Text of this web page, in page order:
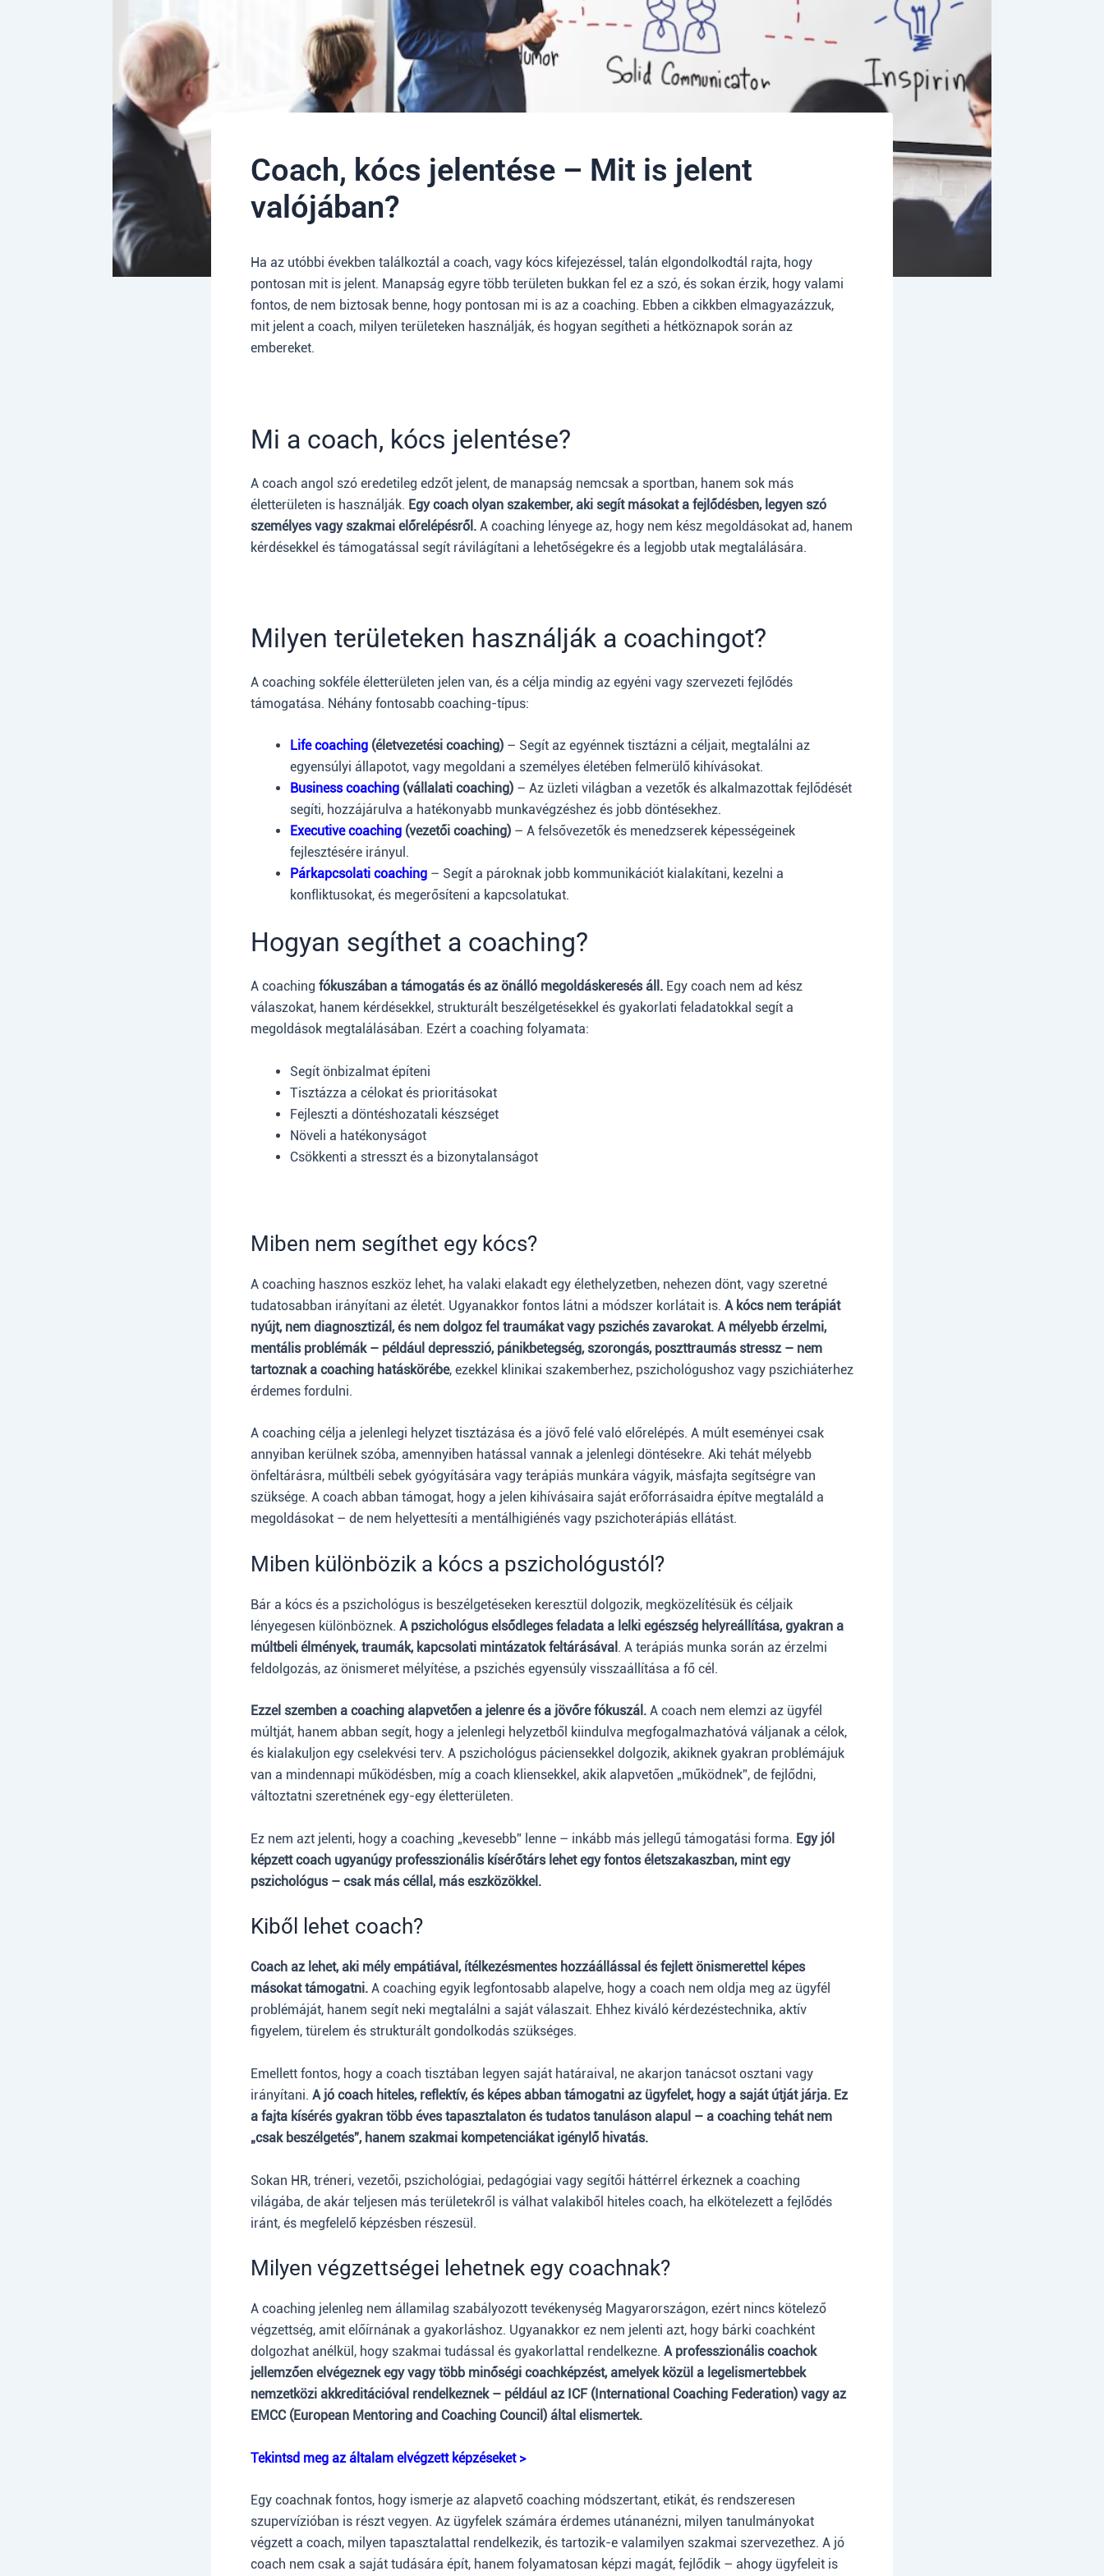
Coach, kócs jelentése – Mit is jelent
valójában?
Ha az utóbbi években találkoztál a coach, vagy kócs kifejezéssel, talán elgondolkodtál rajta, hogy
pontosan mit is jelent. Manapság egyre több területen bukkan fel ez a szó, és sokan érzik, hogy valami
fontos, de nem biztosak benne, hogy pontosan mi is az a coaching. Ebben a cikkben elmagyazázzuk,
mit jelent a coach, milyen területeken használják, és hogyan segítheti a hétköznapok során az
embereket.
Mi a coach, kócs jelentése?
A coach angol szó eredetileg edzőt jelent, de manapság nemcsak a sportban, hanem sok más
életterületen is használják. Egy coach olyan szakember, aki segít másokat a fejlődésben, legyen szó
személyes vagy szakmai előrelépésről. A coaching lényege az, hogy nem kész megoldásokat ad, hanem
kérdésekkel és támogatással segít rávilágítani a lehetőségekre és a legjobb utak megtalálására.
Milyen területeken használják a coachingot?
A coaching sokféle életterületen jelen van, és a célja mindig az egyéni vagy szervezeti fejlődés
támogatása. Néhány fontosabb coaching-típus:
Life coaching (életvezetési coaching) – Segít az egyénnek tisztázni a céljait, megtalálni az
egyensúlyi állapotot, vagy megoldani a személyes életében felmerülő kihívásokat.
Business coaching (vállalati coaching) – Az üzleti világban a vezetők és alkalmazottak fejlődését
segíti, hozzájárulva a hatékonyabb munkavégzéshez és jobb döntésekhez.
Executive coaching (vezetői coaching) – A felsővezetők és menedzserek képességeinek
fejlesztésére irányul.
Párkapcsolati coaching – Segít a pároknak jobb kommunikációt kialakítani, kezelni a
konfliktusokat, és megerősíteni a kapcsolatukat.
Hogyan segíthet a coaching?
A coaching fókuszában a támogatás és az önálló megoldáskeresés áll. Egy coach nem ad kész
válaszokat, hanem kérdésekkel, strukturált beszélgetésekkel és gyakorlati feladatokkal segít a
megoldások megtalálásában. Ezért a coaching folyamata:
Segít önbizalmat építeni
Tisztázza a célokat és prioritásokat
Fejleszti a döntéshozatali készséget
Növeli a hatékonyságot
Csökkenti a stresszt és a bizonytalanságot
Miben nem segíthet egy kócs?
A coaching hasznos eszköz lehet, ha valaki elakadt egy élethelyzetben, nehezen dönt, vagy szeretné
tudatosabban irányítani az életét. Ugyanakkor fontos látni a módszer korlátait is. A kócs nem terápiát
nyújt, nem diagnosztizál, és nem dolgoz fel traumákat vagy pszichés zavarokat. A mélyebb érzelmi,
mentális problémák – például depresszió, pánikbetegség, szorongás, poszttraumás stressz – nem
tartoznak a coaching hatáskörébe, ezekkel klinikai szakemberhez, pszichológushoz vagy pszichiáterhez
érdemes fordulni.
A coaching célja a jelenlegi helyzet tisztázása és a jövő felé való előrelépés. A múlt eseményei csak
annyiban kerülnek szóba, amennyiben hatással vannak a jelenlegi döntésekre. Aki tehát mélyebb
önfeltárásra, múltbéli sebek gyógyítására vagy terápiás munkára vágyik, másfajta segítségre van
szüksége. A coach abban támogat, hogy a jelen kihívásaira saját erőforrásaidra építve megtaláld a
megoldásokat – de nem helyettesíti a mentálhigiénés vagy pszichoterápiás ellátást.
Miben különbözik a kócs a pszichológustól?
Bár a kócs és a pszichológus is beszélgetéseken keresztül dolgozik, megközelítésük és céljaik
lényegesen különböznek. A pszichológus elsődleges feladata a lelki egészség helyreállítása, gyakran a
múltbeli élmények, traumák, kapcsolati mintázatok feltárásával . A terápiás munka során az érzelmi
feldolgozás, az önismeret mélyítése, a pszichés egyensúly visszaállítása a fő cél.
Ezzel szemben a coaching alapvetően a jelenre és a jövőre fókuszál. A coach nem elemzi az ügyfél
múltját, hanem abban segít, hogy a jelenlegi helyzetből kiindulva megfogalmazhatóvá váljanak a célok,
és kialakuljon egy cselekvési terv. A pszichológus páciensekkel dolgozik, akiknek gyakran problémájuk
van a mindennapi működésben, míg a coach kliensekkel, akik alapvetően „működnek”, de fejlődni,
változtatni szeretnének egy-egy életterületen.
Ez nem azt jelenti, hogy a coaching „kevesebb” lenne – inkább más jellegű támogatási forma. Egy jól
képzett coach ugyanúgy professzionális kísérőtárs lehet egy fontos életszakaszban, mint egy
pszichológus – csak más céllal, más eszközökkel.
Kiből lehet coach?
Coach az lehet, aki mély empátiával, ítélkezésmentes hozzáállással és fejlett önismerettel képes
másokat támogatni. A coaching egyik legfontosabb alapelve, hogy a coach nem oldja meg az ügyfél
problémáját, hanem segít neki megtalálni a saját válaszait. Ehhez kiváló kérdezéstechnika, aktív
figyelem, türelem és strukturált gondolkodás szükséges.
Emellett fontos, hogy a coach tisztában legyen saját határaival, ne akarjon tanácsot osztani vagy
irányítani. A jó coach hiteles, reflektív, és képes abban támogatni az ügyfelet, hogy a saját útját járja. Ez
a fajta kísérés gyakran több éves tapasztalaton és tudatos tanuláson alapul – a coaching tehát nem
„csak beszélgetés”, hanem szakmai kompetenciákat igénylő hivatás.
Sokan HR, tréneri, vezetői, pszichológiai, pedagógiai vagy segítői háttérrel érkeznek a coaching
világába, de akár teljesen más területekről is válhat valakiből hiteles coach, ha elkötelezett a fejlődés
iránt, és megfelelő képzésben részesül.
Milyen végzettségei lehetnek egy coachnak?
A coaching jelenleg nem államilag szabályozott tevékenység Magyarországon, ezért nincs kötelező
végzettség, amit előírnának a gyakorláshoz. Ugyanakkor ez nem jelenti azt, hogy bárki coachként
dolgozhat anélkül, hogy szakmai tudással és gyakorlattal rendelkezne. A professzionális coachok
jellemzően elvégeznek egy vagy több minőségi coachképzést, amelyek közül a legelismertebbek
nemzetközi akkreditációval rendelkeznek – például az ICF (International Coaching Federation) vagy az
EMCC (European Mentoring and Coaching Council) által elismertek.
Tekintsd meg az általam elvégzett képzéseket >
Egy coachnak fontos, hogy ismerje az alapvető coaching módszertant, etikát, és rendszeresen
szupervízióban is részt vegyen. Az ügyfelek számára érdemes utánanézni, milyen tanulmányokat
végzett a coach, milyen tapasztalattal rendelkezik, és tartozik-e valamilyen szakmai szervezethez. A jó
coach nem csak a saját tudására épít, hanem folyamatosan képzi magát, fejlődik – ahogy ügyfeleit is